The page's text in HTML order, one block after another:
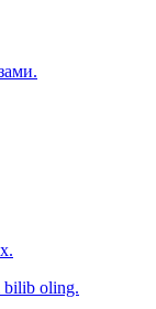
bilib oling.